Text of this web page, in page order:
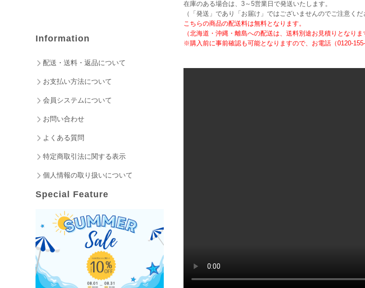
在庫のある場合は、3～5営業日で発送いたします。
（「発送」であり「お届け」ではございませんのでご注意くだ
こちらの商品の配送料は無料となります。
（北海道・沖縄・離島への配送は、送料別途お見積りとなりま
※購入前に事前確認も可能となりますので、お電話（0120-
Information
配送・送料・返品について
お支払い方法について
会員システムについて
お問い合わせ
よくある質問
特定商取引法に関する表示
個人情報の取り扱いについて
Special Feature